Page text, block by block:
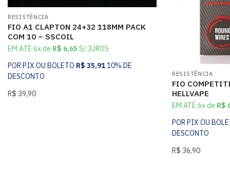
RESISTÊNCIA
FIO A1 CLAPTON 24+32 118MM PACK
COM 10 – SSCOIL
EM ATÉ 6x de R$ 6,65 S/ JUROS
POR PIX OU BOLETO R$ 35,9110% DE
DESCONTO
R$ 39,90
RESISTÊNCIA
FIO
HELLVAPE
EM ATÉ 6x de R$
POR PIX OU
DESCONTO
R$ 36,90